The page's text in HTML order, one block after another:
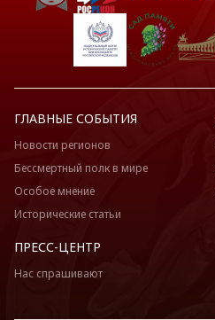
ГЛАВНЫЕ СОБЫТИЯ
Новости регионов
Бессмертный полк в мире
Особое мнение
Исторические статьи
ПРЕСС-ЦЕНТР
Нас спрашивают